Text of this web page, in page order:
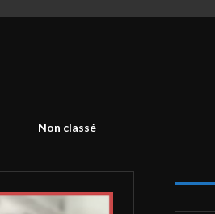
Non classé